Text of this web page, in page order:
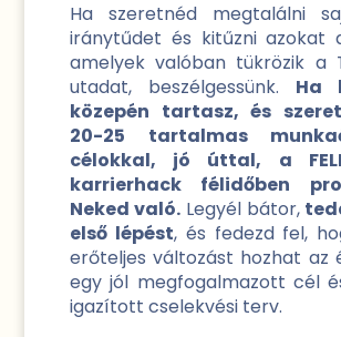
Ha szeretnéd megtalálni
iránytűdet és kitűzni azokat
amelyek valóban tükrözik a
utadat, beszélgessünk. Ha
közepén tartasz, és
20-25 tartalmas
célokkal, jó úttal, a
karrierhack félidőben
Neked való.Legyél bátor,
első lépést, és fedezd fel,
erőteljes változást hozhat az
egy jól megfogalmazott cél
igazított cselekvési terv.